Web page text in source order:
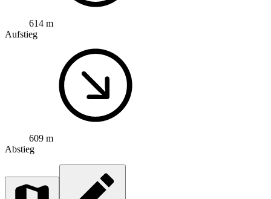
614 m
Aufstieg
609 m
Abstieg